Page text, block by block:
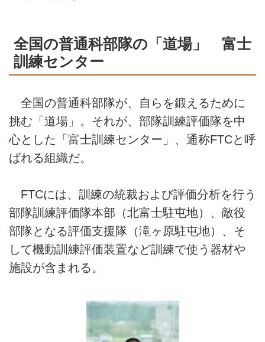
全国の普通科部隊の「道場」 富士
訓練センター
全国の普通科部隊が、自らを鍛えるために
挑む「道場」。それが、部隊訓練評価隊を中
心とした「富士訓練センター」、通称FTCと呼
ばれる組織だ。
FTCには、訓練の統裁および評価分析を行う
部隊訓練評価隊本部（北富士駐屯地）、敵役
部隊となる評価支援隊（滝ヶ原駐屯地）、そ
して機動訓練評価装置など訓練で使う器材や
施設が含まれる。